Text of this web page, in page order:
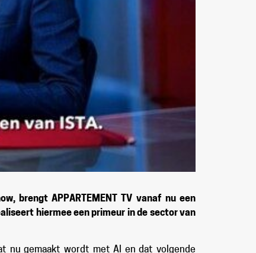
brengt APPARTEMENT TV vanaf nu een
hiermee een primeur in de sector van
nu gemaakt wordt met AI en dat volgende